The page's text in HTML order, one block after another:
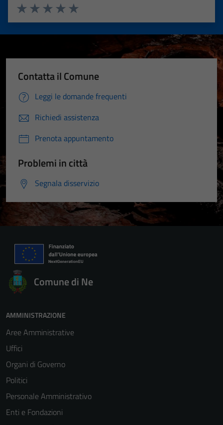
Valuta 5 stelle su 5
Valuta 4 stelle su 5
Valuta 3 stelle su 5
Valuta 2 stelle su 5
Valuta 1 stelle su 5
Contatta il Comune
Leggi le domande frequenti
Richiedi assistenza
Prenota appuntamento
Problemi in città
Segnala disservizio
Comune di Ne
AMMINISTRAZIONE
Aree Amministrative
Uffici
Organi di Governo
Politici
Personale Amministrativo
Enti e Fondazioni